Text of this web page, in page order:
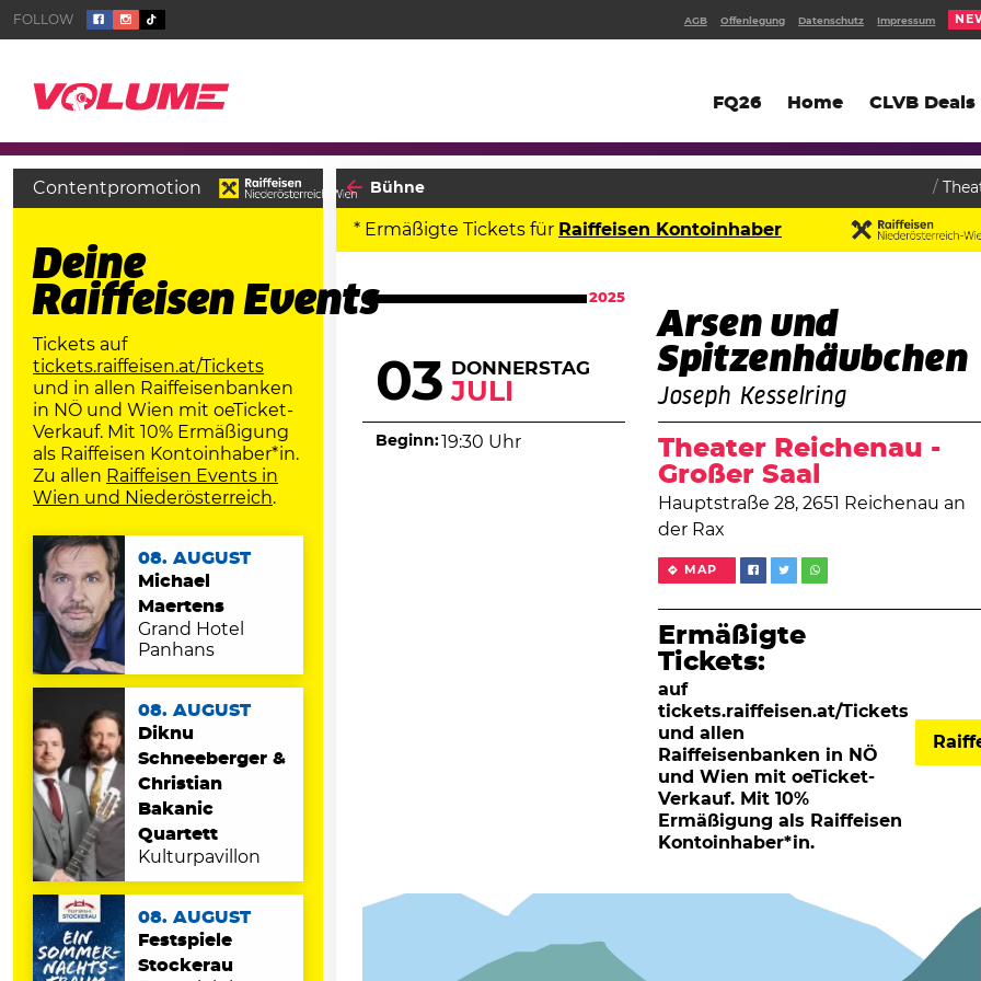
FQ26 Home CLVB Deals
AGB Offenlegung Datenschutz Impressum
Bühne
* Ermäßigte Tickets für Raiffeisen Kontoinhaber
2025
03 DONNERSTAG
JULI
Arsen und
Spitzenhäubchen
Joseph Kesselring
Theater Reichenau -
Großer Saal
Hauptstraße 28, 2651 Reichenau an
der Rax
MAP
Ermäßigte
Tickets:
auf
tickets.raiffeisen.at/Tickets
und allen
Raiffeisenbanken in NÖ
und Wien mit oeTicket-
Verkauf. Mit 10%
Ermäßigung als Raiffeisen
Kontoinhaber*in.
Beginn: 19:30 Uhr
Contentpromotion
Deine
Raiffeisen Events
Tickets auf
tickets.raiffeisen.at/Tickets
und in allen Raiffeisenbanken
in NÖ und Wien mit oeTicket-
Verkauf. Mit 10% Ermäßigung
als Raiffeisen Kontoinhaber*in.
Zu allen Raiffeisen Events in
Wien und Niederösterreich.
08. AUGUST
Michael
Maertens
Grand Hotel
Panhans
08. AUGUST
Diknu
Schneeberger &
Christian
Bakanic
Quartett
Kulturpavillon
08. AUGUST
Festspiele
Stockerau